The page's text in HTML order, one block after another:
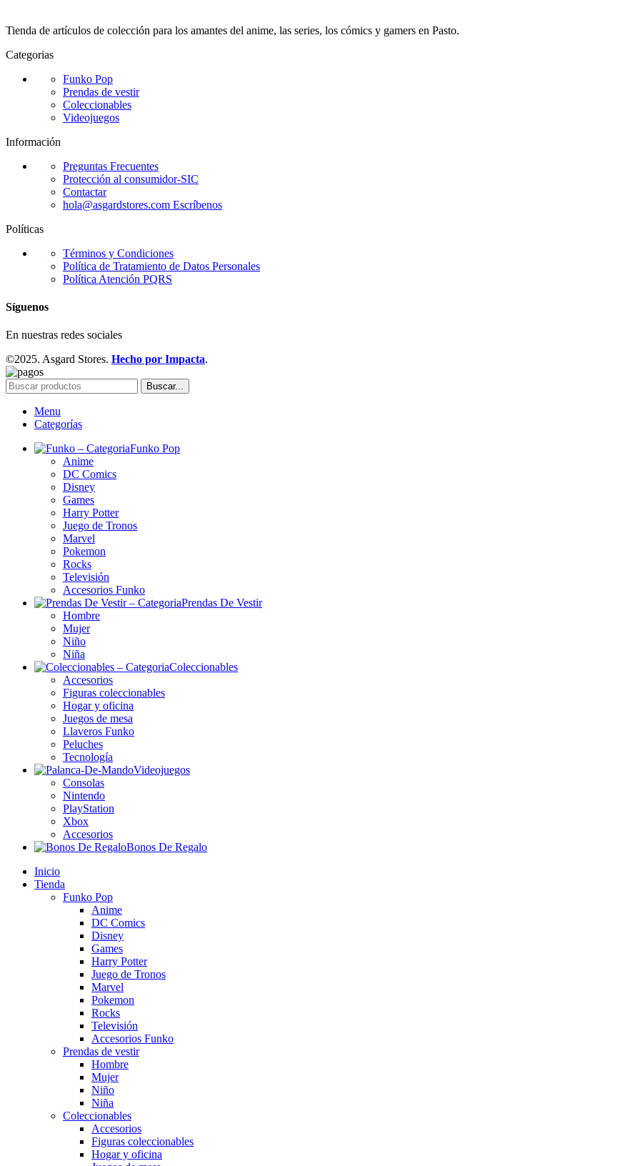
Tienda de artículos de colección para los amantes del anime, las series, los cómics y gamers en Pasto.
Categorias
Funko Pop
Prendas de vestir
Coleccionables
Videojuegos
Información
Preguntas Frecuentes
Protección al consumidor-SIC
Contactar
hola@asgardstores.com Escríbenos
Políticas
Términos y Condiciones
Política de Tratamiento de Datos Personales
Política Atención PQRS
Síguenos
En nuestras redes sociales
©2025. Asgard Stores. Hecho por Impacta.
Buscar...
Menu
Categorías
Funko Pop
Anime
DC Comics
Disney
Games
Harry Potter
Juego de Tronos
Marvel
Pokemon
Rocks
Televisión
Accesorios Funko
Prendas De Vestir
Hombre
Mujer
Niño
Niña
Coleccionables
Accesorios
Figuras coleccionables
Hogar y oficina
Juegos de mesa
Llaveros Funko
Peluches
Tecnología
Videojuegos
Consolas
Nintendo
PlayStation
Xbox
Accesorios
Bonos De Regalo
Inicio
Tienda
Funko Pop
Anime
DC Comics
Disney
Games
Harry Potter
Juego de Tronos
Marvel
Pokemon
Rocks
Televisión
Accesorios Funko
Prendas de vestir
Hombre
Mujer
Niño
Niña
Coleccionables
Accesorios
Figuras coleccionables
Hogar y oficina